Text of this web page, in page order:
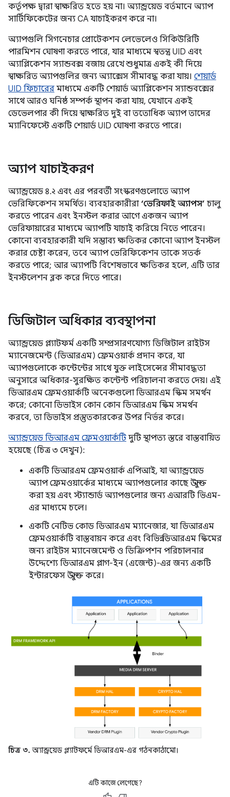
কর্তৃপক্ষ দ্বারা স্বাক্ষরিত হতে হয় না। অ্যান্ড্রয়েড বর্তমানে অ্যাপ
সার্টিফিকেটের জন্য CA যাচাইকরণ করে না।
অ্যাপগুলি সিগনেচার প্রোটেকশন লেভেলেও সিকিউরিটি
পারমিশন ঘোষণা করতে পারে, যার মাধ্যমে স্বতন্ত্র UID এবং
অ্যাপ্লিকেশন স্যান্ডবক্স বজায় রেখে শুধুমাত্র একই কী দিয়ে
স্বাক্ষরিত অ্যাপগুলির জন্য অ্যাক্সেস সীমাবদ্ধ করা যায়। শেয়ার্ড
UID ফিচারের মাধ্যমে একটি শেয়ার্ড অ্যাপ্লিকেশন স্যান্ডবক্সের
সাথে আরও ঘনিষ্ঠ সম্পর্ক স্থাপন করা যায়, যেখানে একই
ডেভেলপার কী দিয়ে স্বাক্ষরিত দুই বা ততোধিক অ্যাপ তাদের
ম্যানিফেস্টে একটি শেয়ার্ড UID ঘোষণা করতে পারে।
অ্যাপ যাচাইকরণ
অ্যান্ড্রয়েড ৪.২ এবং এর পরবর্তী সংস্করণগুলোতে অ্যাপ
ভেরিফিকেশন সমর্থিত। ব্যবহারকারীরা ‘ভেরিফাই অ্যাপস’ চালু
করতে পারেন এবং ইনস্টল করার আগে একজন অ্যাপ
ভেরিফায়ারের মাধ্যমে অ্যাপটি যাচাই করিয়ে নিতে পারেন।
কোনো ব্যবহারকারী যদি সম্ভাব্য ক্ষতিকর কোনো অ্যাপ ইনস্টল
করার চেষ্টা করেন, তবে অ্যাপ ভেরিফিকেশন তাকে সতর্ক
করতে পারে; আর অ্যাপটি বিশেষভাবে ক্ষতিকর হলে, এটি তার
ইনস্টলেশন ব্লক করে দিতে পারে।
ডিজিটাল অধিকার ব্যবস্থাপনা
অ্যান্ড্রয়েড প্ল্যাটফর্ম একটি সম্প্রসারণযোগ্য ডিজিটাল রাইটস
ম্যানেজমেন্ট (ডিআরএম) ফ্রেমওয়ার্ক প্রদান করে, যা
অ্যাপগুলোকে কন্টেন্টের সাথে যুক্ত লাইসেন্সের সীমাবদ্ধতা
অনুসারে অধিকার-সুরক্ষিত কন্টেন্ট পরিচালনা করতে দেয়। এই
ডিআরএম ফ্রেমওয়ার্কটি অনেকগুলো ডিআরএম স্কিম সমর্থন
করে; কোনো ডিভাইস কোন কোন ডিআরএম স্কিম সমর্থন
করবে, তা ডিভাইস প্রস্তুতকারকের উপর নির্ভর করে।
অ্যান্ড্রয়েড ডিআরএম ফ্রেমওয়ার্কটি দুটি স্থাপত্য স্তরে বাস্তবায়িত
হয়েছে (চিত্র ৩ দেখুন):
একটি ডিআরএম ফ্রেমওয়ার্ক এপিআই, যা অ্যান্ড্রয়েড
অ্যাপ ফ্রেমওয়ার্কের মাধ্যমে অ্যাপগুলোর কাছে উন্মুক্ত
করা হয় এবং স্ট্যান্ডার্ড অ্যাপগুলোর জন্য এআরটি ভিএম-
এর মাধ্যমে চলে।
একটি নেটিভ কোড ডিআরএম ম্যানেজার, যা ডিআরএম
ফ্রেমওয়ার্কটি বাস্তবায়ন করে এবং বিভিন্ন ডিআরএম স্কিমের
জন্য রাইটস ম্যানেজমেন্ট ও ডিক্রিপশন পরিচালনার
উদ্দেশ্যে ডিআরএম প্লাগ-ইন (এজেন্ট)-এর জন্য একটি
ইন্টারফেস উন্মুক্ত করে।
চিত্র ৩. অ্যান্ড্রয়েড প্ল্যাটফর্মে ডিআরএম-এর গঠনকাঠামো।
এটি কাজে লেগেছে?